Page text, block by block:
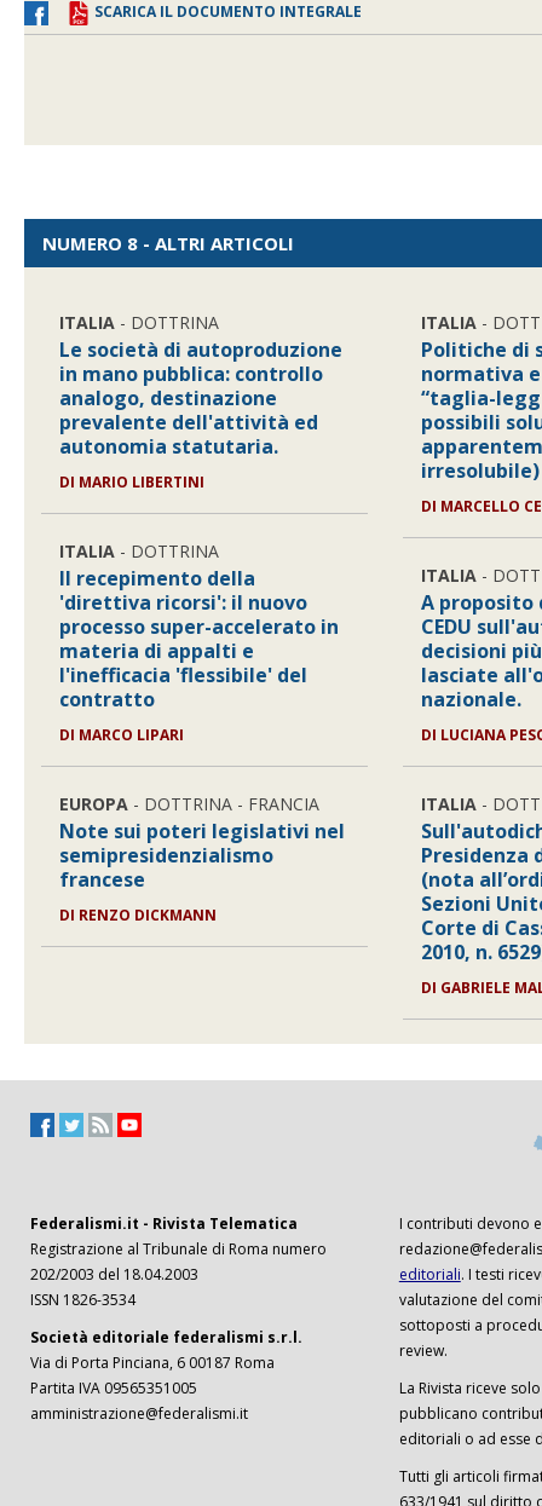
SCARICA IL DOCUMENTO INTEGRALE
NUMERO 8 - ALTRI ARTICOLI
ITALIA - DOTTRINA
Le società di autoproduzione
in mano pubblica: controllo
analogo, destinazione
prevalente dell'attività ed
autonomia statutaria.
DI MARIO LIBERTINI
ITALIA - DOTTRINA
Il recepimento della
'direttiva ricorsi': il nuovo
processo super-accelerato in
materia di appalti e
l'inefficacia 'flessibile' del
contratto
DI MARCO LIPARI
EUROPA - DOTTRINA - FRANCIA
Note sui poteri legislativi nel
semipresidenzialismo
francese
DI RENZO DICKMANN
ITALIA -
Politiche di
normativa
“taglia-
possibili
irresolubile)
DI MARCELLO
ITALIA -
A proposito
CEDU
decisioni
lasciate
nazionale.
DI LUCIANA
ITALIA -
Presidenza
(nota
Sezioni
Corte di
2010, n.
DI GABRIELE
Federalismi.it - Rivista Telematica
Registrazione al Tribunale di Roma numero
202/2003 del 18.04.2003
ISSN 1826-3534
Società editoriale federalismi s.r.l.
Via di Porta Pinciana, 6 00187 Roma
Partita IVA 09565351005
amministrazione@federalismi.it
I contributi devono
editoriali. I testi
valutazione del
sottoposti a
review.
La Rivista riceve
pubblicano
editoriali o ad esse
Tutti gli articoli